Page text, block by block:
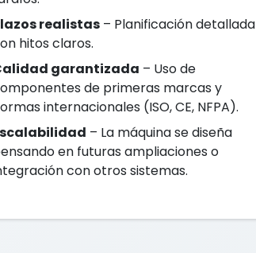
realistas– Planificación detallada
hitos claros.
garantizada – Uso de
de primeras marcas y
internacionales (ISO, CE, NFPA).
– La máquina se diseña
en futuras ampliaciones o
con otros sistemas.